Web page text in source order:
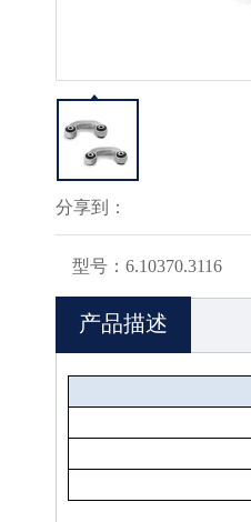
分享到：
型号： 6.10370.3116
产品描述